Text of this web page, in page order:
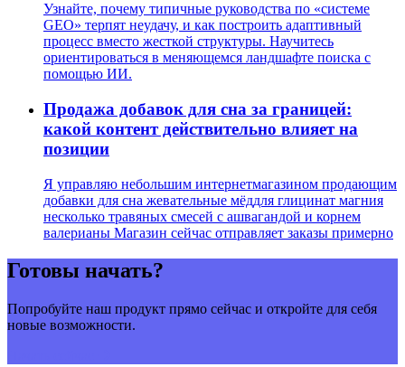
Узнайте, почему типичные руководства по «системе
GEO» терпят неудачу, и как построить адаптивный
процесс вместо жесткой структуры. Научитесь
ориентироваться в меняющемся ландшафте поиска с
помощью ИИ.
Продажа добавок для сна за границей:
какой контент действительно влияет на
позиции
Я управляю небольшим интернетмагазином продающим
добавки для сна жевательные мёддля глицинат магния
несколько травяных смесей с ашвагандой и корнем
валерианы Магазин сейчас отправляет заказы примерно
Готовы начать?
Попробуйте наш продукт прямо сейчас и откройте для себя
новые возможности.